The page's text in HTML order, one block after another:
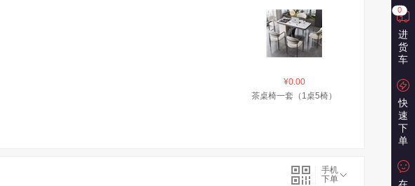
¥0.00
茶桌椅一套（1桌5椅）
手机
下单
0
进
货
车
快
速
下
单